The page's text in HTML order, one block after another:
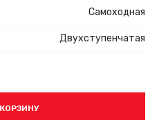
Самоходная
Двухступенчатая